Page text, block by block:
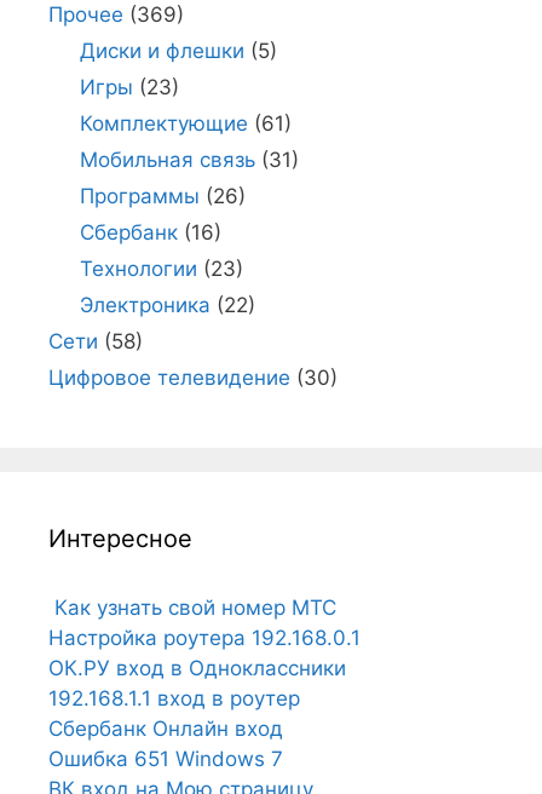
Прочее (369)
Диски и флешки (5)
Игры (23)
Комплектующие (61)
Мобильная связь(31)
Программы (26)
Сбербанк(16)
Технологии (23)
Электроника (22)
Сети (58)
Цифровое телевидение (30)
Интересное
Как узнать свой номер МТС
Настройка роутера 192.168.0.1
ОК.РУ вход в Одноклассники
192.168.1.1 вход в роутер
Сбербанк Онлайн вход
Ошибка 651 Windows 7